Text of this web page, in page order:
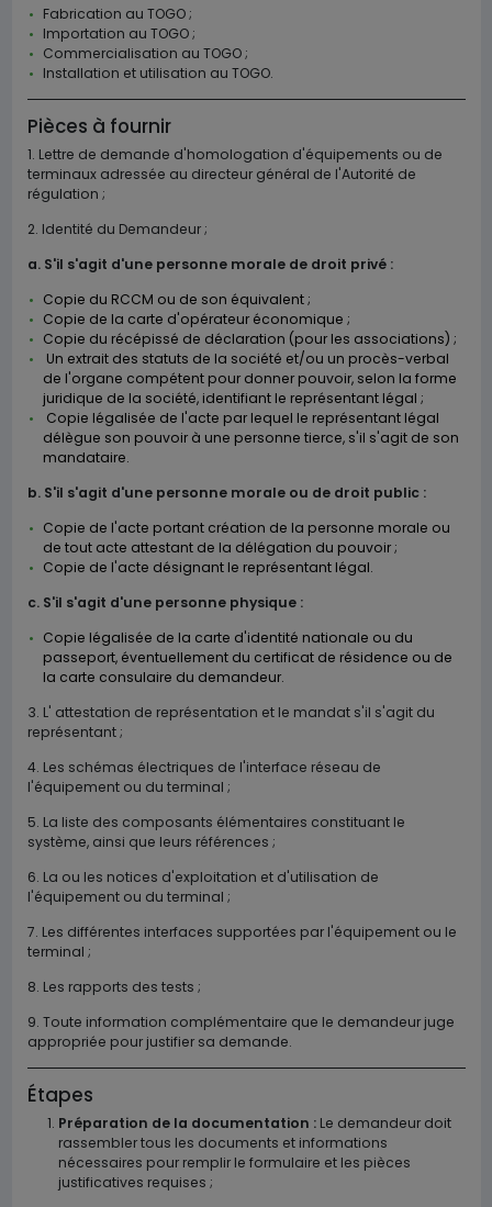
Fabrication au TOGO ;
Importation au TOGO ;
Commercialisation au TOGO ;
Installation et utilisation au TOGO.
Pièces à fournir
1. Lettre de demande d'homologation d'équipements ou de
terminaux adressée au directeur général de l'Autorité de
régulation ;
2. Identité du Demandeur ;
a. S'il s'agit d'une personne morale de droit privé :
Copie du RCCM ou de son équivalent ;
Copie de la carte d'opérateur économique ;
Copie du récépissé de déclaration (pour les associations) ;
Un extrait des statuts de la société et/ou un procès-verbal
de l'organe compétent pour donner pouvoir, selon la forme
juridique de la société, identifiant le représentant légal ;
Copie légalisée de l'acte par lequel le représentant légal
délègue son pouvoir à une personne tierce, s'il s'agit de son
mandataire.
b. S'il s'agit d'une personne morale ou de droit public :
Copie de l'acte portant création de la personne morale ou
de tout acte attestant de la délégation du pouvoir ;
Copie de l'acte désignant le représentant légal.
c. S'il s'agit d'une personne physique :
Copie légalisée de la carte d'identité nationale ou du
passeport, éventuellement du certificat de résidence ou de
la carte consulaire du demandeur.
3. L' attestation de représentation et le mandat s'il s'agit du
représentant ;
4. Les schémas électriques de l'interface réseau de
l'équipement ou du terminal ;
5. La liste des composants élémentaires constituant le
système, ainsi que leurs références ;
6. La ou les notices d'exploitation et d'utilisation de
l'équipement ou du terminal ;
7. Les différentes interfaces supportées par l'équipement ou le
terminal ;
8. Les rapports des tests ;
9. Toute information complémentaire que le demandeur juge
appropriée pour justifier sa demande.
Étapes
Préparation de la documentation :Le demandeur doit
rassembler tous les documents et informations
nécessaires pour remplir le formulaire et les pièces
justificatives requises ;